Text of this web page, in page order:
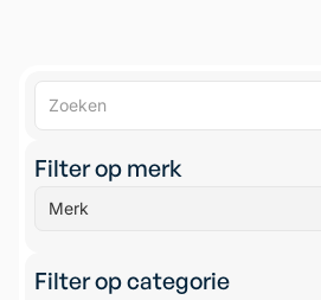
Filter op merk
Filter op categorie